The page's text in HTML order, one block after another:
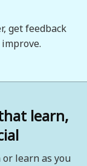
get feedback
learn,
learn as you